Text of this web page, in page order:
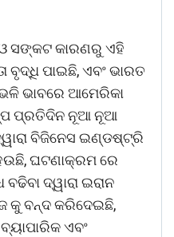
ସଙ୍କଟ କାରଣରୁ ଏହି
ବୃଦ୍ଧି ପାଇଛି, ଏବଂ ଭାରତ
ଭାବରେ ଆମେରିକା
ପ୍ରତିଦିନ ନୂଆ ନୂଆ
ବିଜିନେସ ଇଣ୍ଡଷ୍ଟ୍ରି
ଘଟଣାକ୍ରମ ରେ
ଦ୍ୱାରା ଇରାନ
କୁ ବନ୍ଦ କରିଦେଇଛି,
ଏବଂ